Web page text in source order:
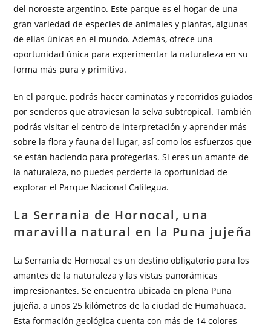
del noroeste argentino. Este parque es el hogar de una
gran variedad de especies de animales y plantas, algunas
de ellas únicas en el mundo. Además, ofrece una
oportunidad única para experimentar la naturaleza en su
forma más pura y primitiva.
En el parque, podrás hacer caminatas y recorridos guiados
por senderos que atraviesan la selva subtropical. También
podrás visitar el centro de interpretación y aprender más
sobre la flora y fauna del lugar, así como los esfuerzos que
se están haciendo para protegerlas. Si eres un amante de
la naturaleza, no puedes perderte la oportunidad de
explorar el Parque Nacional Calilegua.
La Serrania de Hornocal, una
maravilla natural en la Puna jujeña
La Serranía de Hornocal es un destino obligatorio para los
amantes de la naturaleza y las vistas panorámicas
impresionantes. Se encuentra ubicada en plena Puna
jujeña, a unos 25 kilómetros de la ciudad de Humahuaca.
Esta formación geológica cuenta con más de 14 colores